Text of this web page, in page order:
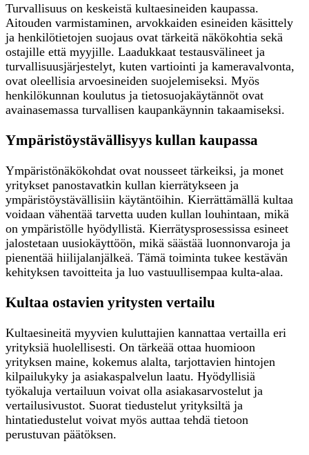
Turvallisuus on keskeistä kultaesineiden kaupassa.
Aitouden varmistaminen, arvokkaiden esineiden käsittely
ja henkilötietojen suojaus ovat tärkeitä näkökohtia sekä
ostajille että myyjille. Laadukkaat testausvälineet ja
turvallisuusjärjestelyt, kuten vartiointi ja kameravalvonta,
ovat oleellisia arvoesineiden suojelemiseksi. Myös
henkilökunnan koulutus ja tietosuojakäytännöt ovat
avainasemassa turvallisen kaupankäynnin takaamiseksi.
Ympäristöystävällisyys kullan kaupassa
Ympäristönäkökohdat ovat nousseet tärkeiksi, ja monet
yritykset panostavatkin kullan kierrätykseen ja
ympäristöystävällisiin käytäntöihin. Kierrättämällä kultaa
voidaan vähentää tarvetta uuden kullan louhintaan, mikä
on ympäristölle hyödyllistä. Kierrätysprosessissa esineet
jalostetaan uusiokäyttöön, mikä säästää luonnonvaroja ja
pienentää hiilijalanjälkeä. Tämä toiminta tukee kestävän
kehityksen tavoitteita ja luo vastuullisempaa kulta-alaa.
Kultaa ostavien yritysten vertailu
Kultaesineitä myyvien kuluttajien kannattaa vertailla eri
yrityksiä huolellisesti. On tärkeää ottaa huomioon
yrityksen maine, kokemus alalta, tarjottavien hintojen
kilpailukyky ja asiakaspalvelun laatu. Hyödyllisiä
työkaluja vertailuun voivat olla asiakasarvostelut ja
vertailusivustot. Suorat tiedustelut yrityksiltä ja
hintatiedustelut voivat myös auttaa tehdä tietoon
perustuvan päätöksen.